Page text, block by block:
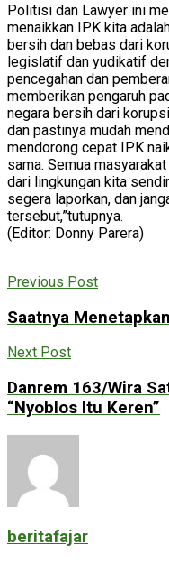
Politisi dan Lawyer ini
menaikkan IPK kita
bersih dan bebas dari
legislatif dan yudikatif
pencegahan dan
memberikan pengaruh
negara bersih dari
dan pastinya mudah
mendorong cepat IPK
sama. Semua
dari lingkungan kita
segera laporkan, dan
tersebut,”tutupnya.
(Editor: Donny Parera)
Previous Post
Saatnya
Next Post
Danrem 163/Wira
“Nyoblos Itu Keren”
beritafajar